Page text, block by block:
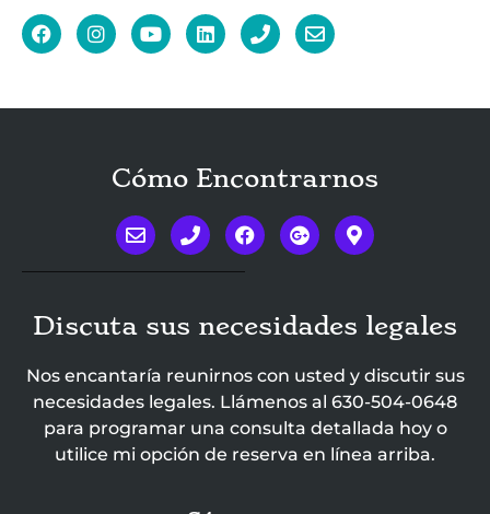
Cómo Encontrarnos
Discuta sus necesidades legales
Nos encantaría reunirnos con usted y discutir sus
necesidades legales. Llámenos al 630-504-0648
para programar una consulta detallada hoy o
utilice mi opción de reserva en línea arriba.